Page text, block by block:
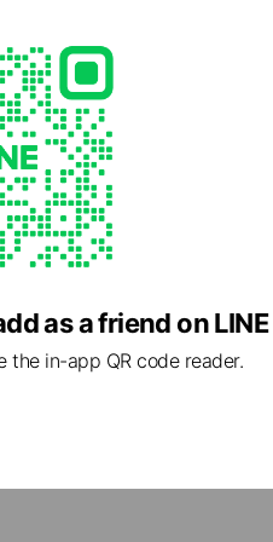
as a friend on LINE
the in-app QR code reader.